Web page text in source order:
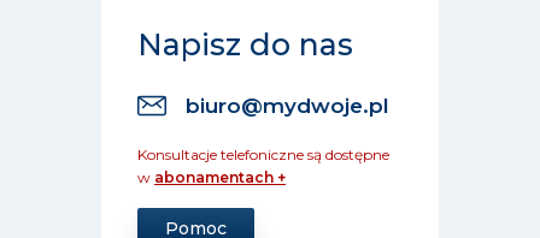
Napisz do nas
biuro@mydwoje.pl
Konsultacje telefoniczne są dostępne
w abonamentach +
Pomoc